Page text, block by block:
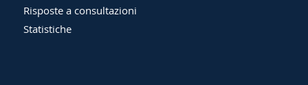
Risposte a consultazioni
Statistiche